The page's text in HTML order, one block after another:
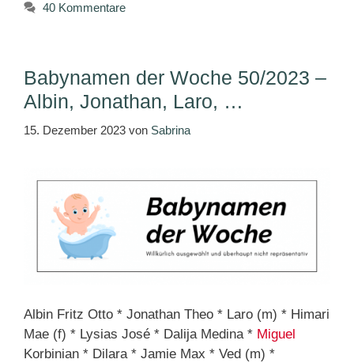
40 Kommentare
Babynamen der Woche 50/2023 –
Albin, Jonathan, Laro, …
15. Dezember 2023 von Sabrina
Albin Fritz Otto * Jonathan Theo * Laro (m) * Himari
Mae (f) * Lysias José * Dalija Medina * Miguel
Korbinian * Dilara * Jamie Max * Ved (m) *